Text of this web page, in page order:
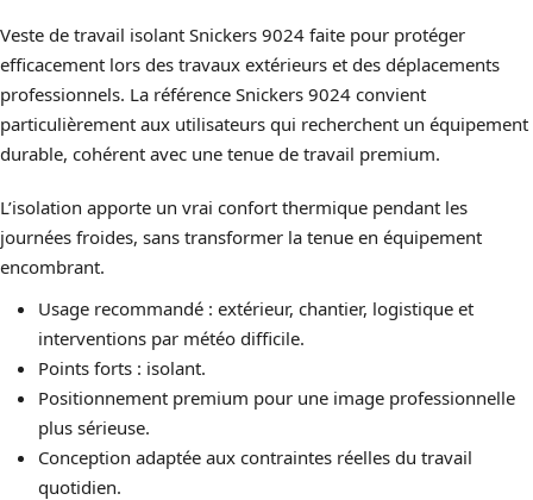
Veste de travail isolant Snickers 9024 faite pour protéger
efficacement lors des travaux extérieurs et des déplacements
professionnels. La référence Snickers 9024 convient
particulièrement aux utilisateurs qui recherchent un équipement
durable, cohérent avec une tenue de travail premium.
L’isolation apporte un vrai confort thermique pendant les
journées froides, sans transformer la tenue en équipement
encombrant.
Usage recommandé : extérieur, chantier, logistique et
interventions par météo difficile.
Points forts : isolant.
Positionnement premium pour une image professionnelle
plus sérieuse.
Conception adaptée aux contraintes réelles du travail
quotidien.